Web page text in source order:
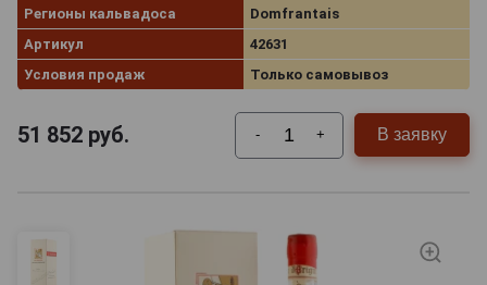
Регионы кальвадоса
Domfrantais
Артикул
42631
Условия продаж
Только самовывоз
51 852 руб. - + В заявку